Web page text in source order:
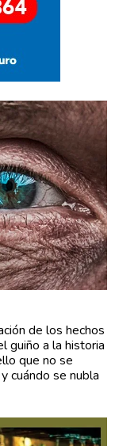
de los hechos
guiño a la historia
que no se
cuándo se nubla